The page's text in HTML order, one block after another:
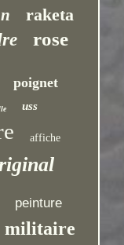
raketa
rose
poignet
uss
affiche
peinture
militaire